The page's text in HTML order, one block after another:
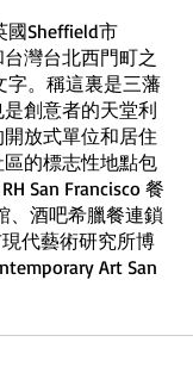
國Sheffield市
灣台北西門町之
字。稱這裏是三藩
創意者的天堂利
放式單位和居住
的標志性地點包
San Francisco 餐
、酒吧希臘餐連鎖
代藝術研究所博
Art San